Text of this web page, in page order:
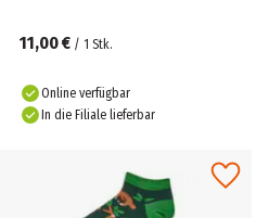
11,00 € / 1 Stk.
Online verfügbar
In die Filiale lieferbar